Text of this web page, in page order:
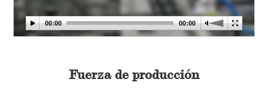
Fuerza de producción